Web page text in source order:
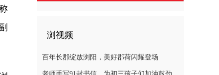
浏视频
百年长郡绽放浏阳，美好郡荷闪耀登场